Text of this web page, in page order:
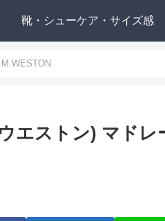
靴・シューケア・サイズ感
エストン) マドレ